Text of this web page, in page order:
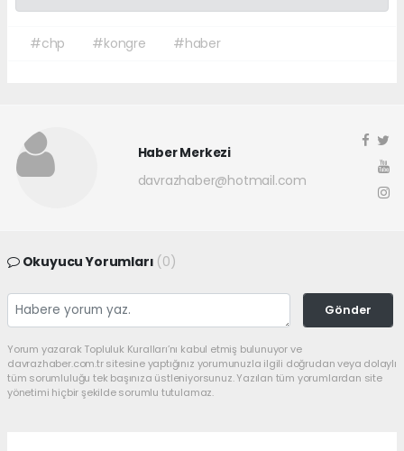
#chp #kongre #haber
Haber Merkezi
davrazhaber@hotmail.com
Okuyucu Yorumları (0)
Gönder
Yorum yazarak Topluluk Kuralları’nı kabul etmiş bulunuyor ve
davrazhaber.com.tr sitesine yaptığınız yorumunuzla ilgili doğrudan veya dolaylı
tüm sorumluluğu tek başınıza üstleniyorsunuz. Yazılan tüm yorumlardan site
yönetimi hiçbir şekilde sorumlu tutulamaz.